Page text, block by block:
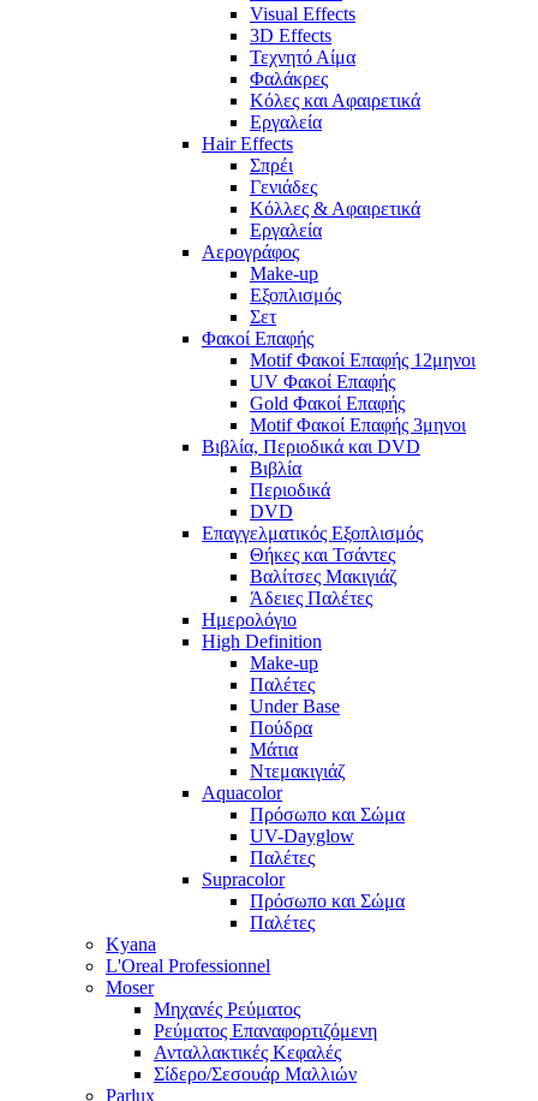
Visual Effects
3D Effects
Τεχνητό Αίμα
Φαλάκρες
Κόλες και Αφαιρετικά
Εργαλεία
Hair Effects
Σπρέι
Γενιάδες
Κόλλες & Αφαιρετικά
Εργαλεία
Αερογράφος
Make-up
Εξοπλισμός
Σετ
Φακοί Επαφής
Motif Φακοί Επαφής 12μηνοι
UV Φακοί Επαφής
Gold Φακοί Επαφής
Motif Φακοί Επαφής 3μηνοι
Βιβλία, Περιοδικά και DVD
Βιβλία
Περιοδικά
DVD
Επαγγελματικός Εξοπλισμός
Θήκες και Τσάντες
Βαλίτσες Μακιγιάζ
Άδειες Παλέτες
Ημερολόγιο
High Definition
Make-up
Παλέτες
Under Base
Πούδρα
Μάτια
Ντεμακιγιάζ
Aquacolor
Πρόσωπο και Σώμα
UV-Dayglow
Παλέτες
Supracolor
Πρόσωπο και Σώμα
Παλέτες
Kyana
L'Oreal Professionnel
Moser
Μηχανές Ρεύματος
Ρεύματος Επαναφορτιζόμενη
Ανταλλακτικές Κεφαλές
Σίδερο/Σεσουάρ Μαλλιών
Parlux